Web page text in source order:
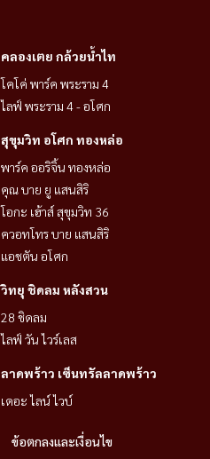
คลองเตย กล้วยน้ำไท
โคโค่ พาร์ค พระราม 4
ไลฟ์ พระราม 4 - อโศก
สุขุมวิท อโศก ทองหล่อ
พาร์ค ออริจิ้น ทองหล่อ
คุณ บาย ยู แสนสิริ
โอกะ เฮ้าส์ สุขุมวิท 36
ควอทโทร บาย แสนสิริ
แอชตัน อโศก
วิทยุ ชิดลม หลังสวน
28 ชิดลม
ไลฟ์ วัน ไวร์เลส
ลาดพร้าว เซ็นทรัลลาดพร้าว
เดอะ ไลน์ ไวบ์
ข้อตกลงและเงื่อนไข